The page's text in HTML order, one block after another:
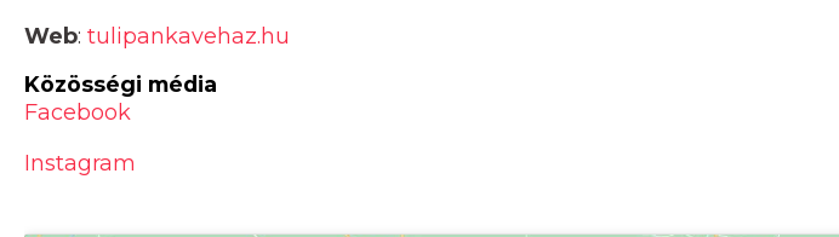
Web: tulipankavehaz.hu
Közösségi média
Facebook
Instagram